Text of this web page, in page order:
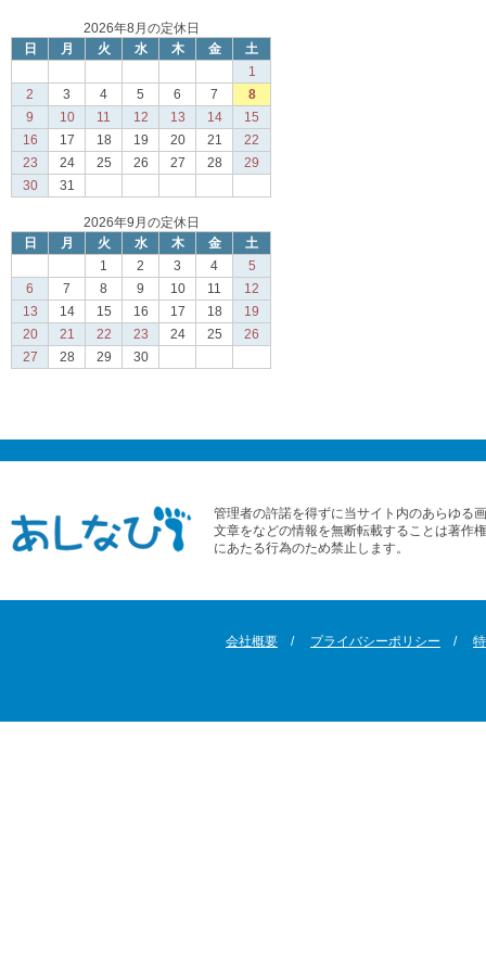
2026年8月の定休日
日
月 火 水 木 金
土
1
2
3 4 5 6 7
8
9
10 11 12 13 14
15
16
17 18 19 20 21
22
23
24 25 26 27 28
29
30
31
2026年9月の定休日
日
月 火 水 木 金
土
1
2 3 4
5
6
7 8 9 10 11
12
13
14 15 16 17 18
19
20
21 22 23 24 25
26
27
28 29 30
管理者の許諾を得ずに当サイト内のあらゆる
文章をなどの情報を無断転載することは著作
にあたる行為のため禁止します。
会社概要 プライバシーポリシー